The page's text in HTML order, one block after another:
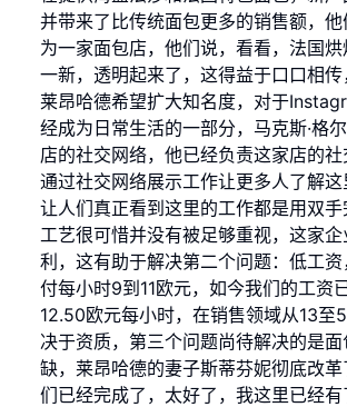
并带来了比传统面包更多的销售额，
为一家面包店，他们说，看看，法国
一新，透明起来了，这得益于口口相传
莱昂哈德希望扩大知名度，对于
经成为日常生活的一部分，马克斯·格
店的社交网络，他已经负责这家店的社
通过社交网络展示工作让更多人了解这
让人们真正看到这里的工作都是用双
工艺很可惜并没有被足够重视，这家
利，这有助于解决第二个问题：低工
付每小时9到11欧元，如今我们的工资
12.50欧元每小时，在销售领域从13至
决于资质，第三个问题尚待解决的是
缺，莱昂哈德的妻子斯蒂芬妮彻底改
们已经完成了，太好了，我这里已经